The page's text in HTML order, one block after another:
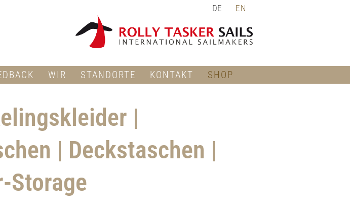
DE EN
WIR STANDORTE KONTAKT SHOP
|
| Deckstaschen |
Storage